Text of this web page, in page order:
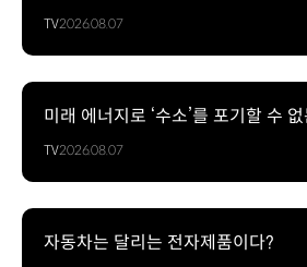
TV2026.08.07
미래 에너지로 ‘수소’를 포기할 수
TV2026.08.07
자동차는 달리는 전자제품이다?